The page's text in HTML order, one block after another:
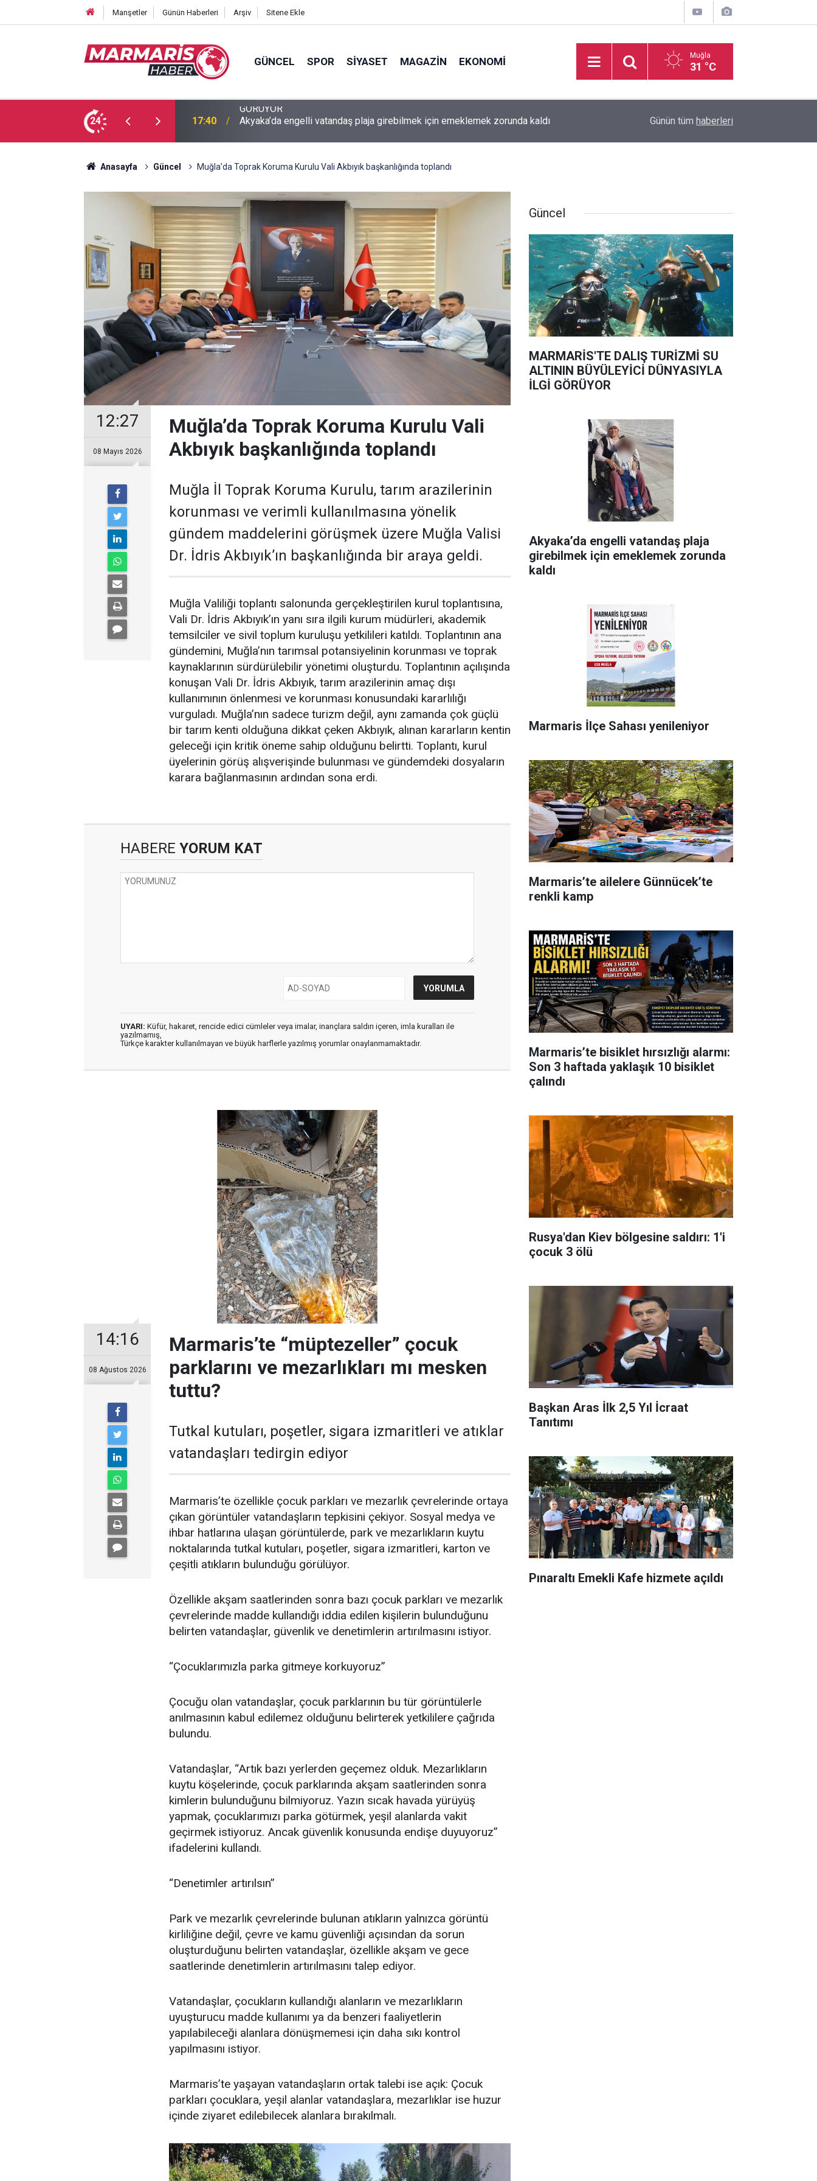
Manşetler Günün Haberleri Arşiv Sitene Ekle
GÜNCEL SPOR SIYASET MAGAZIN EKONOMI Muğla
31 °C
24
ALTININ BÜYÜLEYİCİ DÜNYASIYLA İLGİ
17:40 Akyaka’da engelli vatandaş plaja girebilmek için emeklemek zorunda kaldı Marmaris İlçe Sahası yenileniyor
Günün tüm haberleri
Anasayfa Güncel Muğla’da Toprak Koruma Kurulu Vali Akbıyık başkanlığında toplandı
12:27
08 Mayıs 2026
Muğla’da Toprak Koruma Kurulu Vali
Akbıyık başkanlığında toplandı
Muğla İl Toprak Koruma Kurulu, tarım arazilerinin
korunması ve verimli kullanılmasına yönelik
gündem maddelerini görüşmek üzere Muğla Valisi
Dr. İdris Akbıyık’ın başkanlığında bir araya geldi.
Muğla Valiliği toplantı salonunda gerçekleştirilen kurul toplantısına,
Vali Dr. İdris Akbıyık’ın yanı sıra ilgili kurum müdürleri, akademik
temsilciler ve sivil toplum kuruluşu yetkilileri katıldı. Toplantının ana
gündemini, Muğla’nın tarımsal potansiyelinin korunması ve toprak
kaynaklarının sürdürülebilir yönetimi oluşturdu. Toplantının açılışında
konuşan Vali Dr. İdris Akbıyık, tarım arazilerinin amaç dışı
kullanımının önlenmesi ve korunması konusundaki kararlılığı
vurguladı. Muğla’nın sadece turizm değil, aynı zamanda çok güçlü
bir tarım kenti olduğuna dikkat çeken Akbıyık, alınan kararların kentin
geleceği için kritik öneme sahip olduğunu belirtti. Toplantı, kurul
üyelerinin görüş alışverişinde bulunması ve gündemdeki dosyaların
karara bağlanmasının ardından sona erdi.
HABERE YORUM KAT
UYARI: Küfür, hakaret, rencide edici cümleler veya imalar, inançlara saldırı içeren, imla kuralları ile
yazılmamış,
Türkçe karakter kullanılmayan ve büyük harflerle yazılmış yorumlar onaylanmamaktadır.
14:16
08 Ağustos 2026
Marmaris’te “müptezeller” çocuk
parklarını ve mezarlıkları mı mesken
tuttu?
Tutkal kutuları, poşetler, sigara izmaritleri ve atıklar
vatandaşları tedirgin ediyor
Marmaris’te özellikle çocuk parkları ve mezarlık çevrelerinde ortaya
çıkan görüntüler vatandaşların tepkisini çekiyor. Sosyal medya ve
ihbar hatlarına ulaşan görüntülerde, park ve mezarlıkların kuytu
noktalarında tutkal kutuları, poşetler, sigara izmaritleri, karton ve
çeşitli atıkların bulunduğu görülüyor.
Özellikle akşam saatlerinden sonra bazı çocuk parkları ve mezarlık
çevrelerinde madde kullandığı iddia edilen kişilerin bulunduğunu
belirten vatandaşlar, güvenlik ve denetimlerin artırılmasını istiyor.
“Çocuklarımızla parka gitmeye korkuyoruz”
Çocuğu olan vatandaşlar, çocuk parklarının bu tür görüntülerle
anılmasının kabul edilemez olduğunu belirterek yetkililere çağrıda
bulundu.
Vatandaşlar, “Artık bazı yerlerden geçemez olduk. Mezarlıkların
kuytu köşelerinde, çocuk parklarında akşam saatlerinden sonra
kimlerin bulunduğunu bilmiyoruz. Yazın sıcak havada yürüyüş
yapmak, çocuklarımızı parka götürmek, yeşil alanlarda vakit
geçirmek istiyoruz. Ancak güvenlik konusunda endişe duyuyoruz”
ifadelerini kullandı.
“Denetimler artırılsın”
Park ve mezarlık çevrelerinde bulunan atıkların yalnızca görüntü
kirliliğine değil, çevre ve kamu güvenliği açısından da sorun
oluşturduğunu belirten vatandaşlar, özellikle akşam ve gece
saatlerinde denetimlerin artırılmasını talep ediyor.
Vatandaşlar, çocukların kullandığı alanların ve mezarlıkların
uyuşturucu madde kullanımı ya da benzeri faaliyetlerin
yapılabileceği alanlara dönüşmemesi için daha sıkı kontrol
yapılmasını istiyor.
Marmaris’te yaşayan vatandaşların ortak talebi ise açık: Çocuk
parkları çocuklara, yeşil alanlar vatandaşlara, mezarlıklar ise huzur
içinde ziyaret edilebilecek alanlara bırakılmalı.
Güncel
MARMARİS'TE DALIŞ TURİZMİ SU
ALTININ BÜYÜLEYİCİ DÜNYASIYLA
İLGİ GÖRÜYOR
Akyaka’da engelli vatandaş plaja
girebilmek için emeklemek zorunda
kaldı
Marmaris İlçe Sahası yenileniyor
Marmaris’te ailelere Günnücek’te
renkli kamp
Marmaris’te bisiklet hırsızlığı alarmı:
Son 3 haftada yaklaşık 10 bisiklet
çalındı
Rusya'dan Kiev bölgesine saldırı: 1'i
çocuk 3 ölü
Başkan Aras İlk 2,5 Yıl İcraat
Tanıtımı
Pınaraltı Emekli Kafe hizmete açıldı